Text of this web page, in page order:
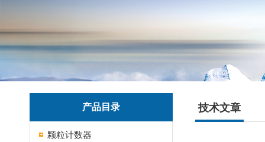
产品目录
颗粒计数器
技术文章